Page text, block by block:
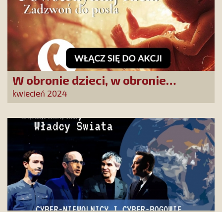
W obronie dzieci, w obronie
Ojczyzny. Akcja „Zadzwoń do posła”
i marsz na Sejm
kwiecień 2024